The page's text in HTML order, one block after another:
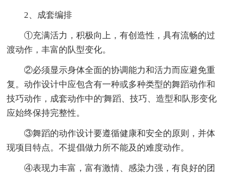
2、成套编排
①充满活力，积极向上，有创造性，具有流畅的过
渡动作，丰富的队型变化。
②必须显示身体全面的协调能力和活力而应避免重
复。动作设计中应包含有一种或多种类型的舞蹈动作和
技巧动作，成套动作中的'舞蹈、技巧、造型和队形变化
应始终保持完整性。
③舞蹈的动作设计要遵循健康和安全的原则，并体
现项目特点。不提倡做力所不能及的难度动作。
④表现力丰富，富有激情、感染力强，有良好的团